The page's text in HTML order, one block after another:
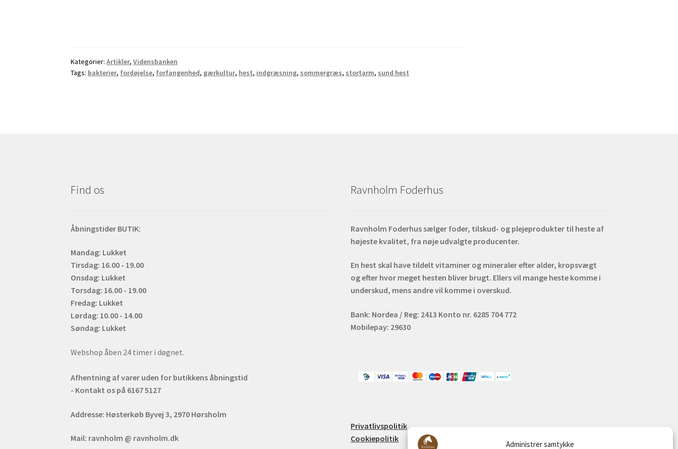
Administrer samtykke
Kategorier:Artikler,Vidensbanken
Tags: bakterier, fordøjelse, forfangenhed, gærkultur, hest, indgræsning, sommergræs, stortarm, sund hest
Find os
Åbningstider BUTIK:
Mandag: Lukket
Tirsdag: 16.00 - 19.00
Onsdag: Lukket
Torsdag: 16.00 - 19.00
Fredag: Lukket
Lørdag: 10.00 - 14.00
Søndag: Lukket
Webshop åben 24 timer i døgnet.
Afhentning af varer uden for butikkens åbningstid
- Kontakt os på 6167 5127
Addresse: Høsterkøb Byvej 3, 2970 Hørsholm
Mail: ravnholm @ ravnholm.dk
Ravnholm Foderhus
Ravnholm Foderhus sælger foder, tilskud- og plejeprodukter til heste af
højeste kvalitet, fra nøje udvalgte producenter.
En hest skal have tildelt vitaminer og mineraler efter alder, kropsvægt
og efter hvor meget hesten bliver brugt. Ellers vil mange heste komme i
underskud, mens andre vil komme i overskud.
Bank: Nordea / Reg: 2413 Konto nr. 6285 704 772
Mobilepay: 29630
Privatlivspolitik
Cookiepolitik